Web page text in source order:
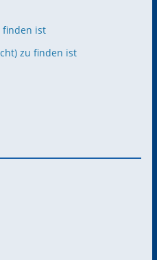
finden ist
zu finden ist